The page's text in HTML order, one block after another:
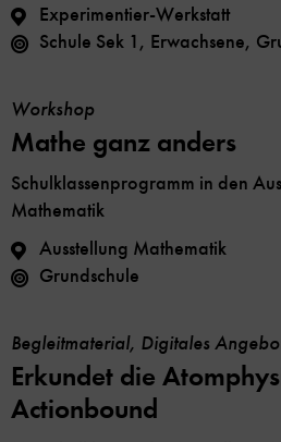
Experimentier-Werkstatt
Schule Sek 1, Erwachsene,
Workshop
Mathe ganz anders
Schulklassenprogramm in den
Mathematik
Ausstellung Mathematik
Grundschule
Begleitmaterial, Digitales
Erkundet die
Actionbound